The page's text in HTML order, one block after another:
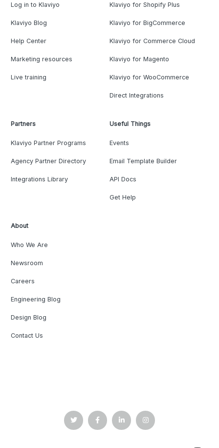
Log in to Klaviyo
Klaviyo Blog
Help Center
Marketing resources
Live training
Klaviyo for Shopify Plus
Klaviyo for BigCommerce
Klaviyo for Commerce Cloud
Klaviyo for Magento
Klaviyo for WooCommerce
Direct Integrations
Partners
Klaviyo Partner Programs
Agency Partner Directory
Integrations Library
Useful Things
Events
Email Template Builder
API Docs
Get Help
About
Who We Are
Newsroom
Careers
Engineering Blog
Design Blog
Contact Us